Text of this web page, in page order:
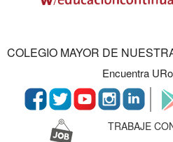
COLEGIO MAYOR DE
Encuentra
TRABAJE